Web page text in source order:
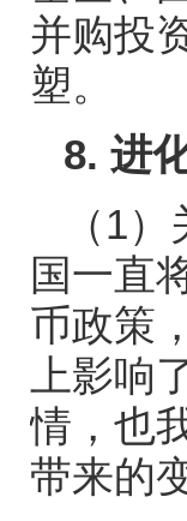
并购投
塑。
8. 进
（1）
国一直
币政策
上影响
情，也
带来的